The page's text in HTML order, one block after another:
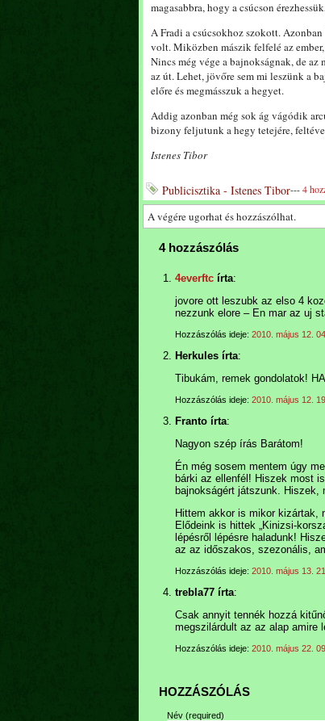
magasabbra, hogy a csúcson
A Fradi a csúcsokhoz szokott.
volt. Miközben mászik felfelé az
Nincs még vége a bajnokságnak, de
az út. Lehet, jövőre sem mi leszünk a
előre és megmásszuk a hegyet.
Addig azonban még sok ág vágódik
bizony feljutunk a hegy tetejére,
Istenes Tibor
Publicisztika - Istenes Tibor---4
A végére ugorhat és hozzászólhat.
4 hozzászólás
4everftc írta:
jovore ott leszubk az elso 4
nezzunk elore – En mar az uj
Hozzászólás ideje: 2010. május 12.
Herkules írta:
Tibukám, remek gondolatok!
Hozzászólás ideje: 2010. május 12.
Franto írta:
Nagyon szép írás Barátom!
Én még sosem mentem úgy
bárki az ellenfél! Hiszek most
bajnokságért játszunk. Hiszek,
Hittem akkor is mikor kizártak,
Elődeink is hittek „Kinizsi-
lépésről lépésre haladunk!
az az időszakos, szezonális,
Hozzászólás ideje: 2010. május 13.
trebla77 írta:
Csak annyit tennék hozzá
megszilárdult az az alap amire
Hozzászólás ideje: 2010. május 22.
HOZZÁSZÓLÁS
Név (required)